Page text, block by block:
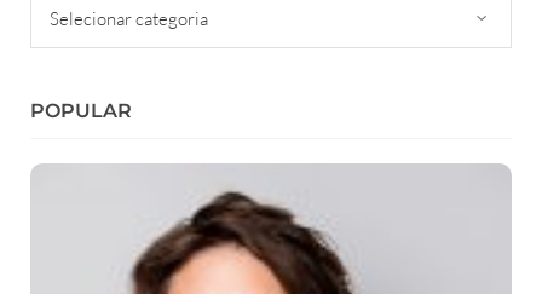
POPULAR